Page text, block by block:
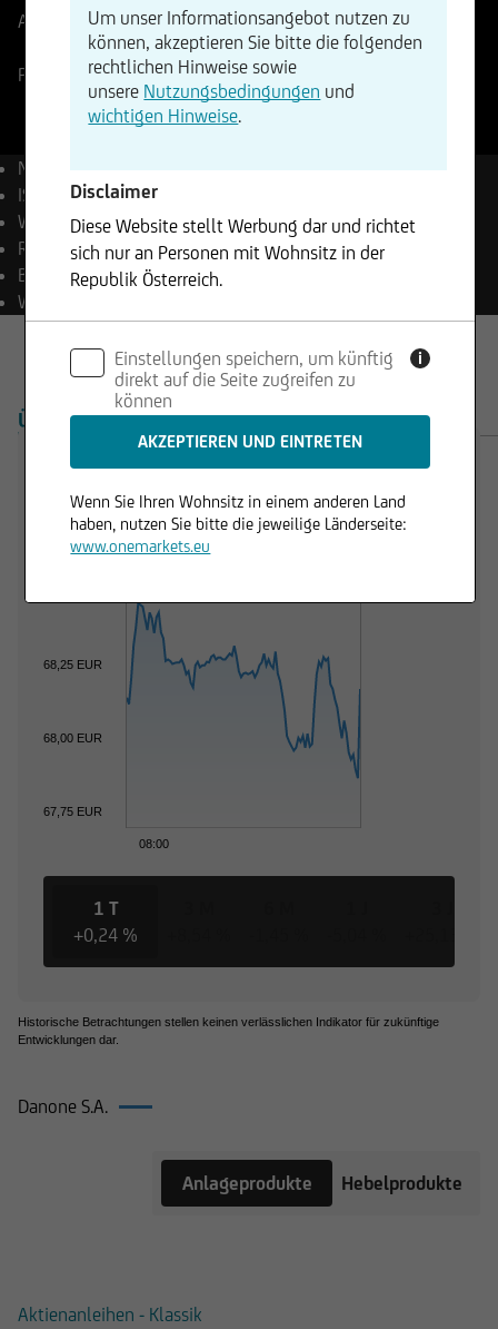
Aktueller Stand68,22EURÄnderung
-0,03%-0,02
Paris
07.08.2026 - 17:35
Name
Danone S.A.
ISIN
FR0000120644
WKN
851194
Reuters DANO.PA
Bloomberg BN FP Equity
Währung
ÜBERSICHT PRODUKTE
08:00
67,75 EUR
68,00 EUR
68,25 EUR
1 T
+0,24 %
Historische Betrachtungen stellen keinen verlässlichen Indikator für zukünftige
Entwicklungen dar.
Danone S.A.
Anlageprodukte Hebelprodukte
Aktienanleihen - Klassik
Um unser Informationsangebot nutzen zu
können, akzeptieren Sie bitte die folgenden
rechtlichen Hinweise sowie
unsere Nutzungsbedingungen und
wichtigen Hinweise.
Disclaimer
Diese Website stellt Werbung dar und richtet
sich nur an Personen mit Wohnsitz in der
Republik Österreich.
Angebot noch eine Aufforderung zum Kauf oder
Verkauf von Wertpapieren dar und dürfen nicht
in Rechtsordnungen genutzt werden, in denen
dies unzulässig ist.
Einstellungen speichern, um künftig
direkt auf die Seite zugreifen zu
können
i
Wenn Sie Ihren Wohnsitz in einem anderen Land
haben, nutzen Sie bitte die jeweilige Länderseite:
www.onemarkets.eu